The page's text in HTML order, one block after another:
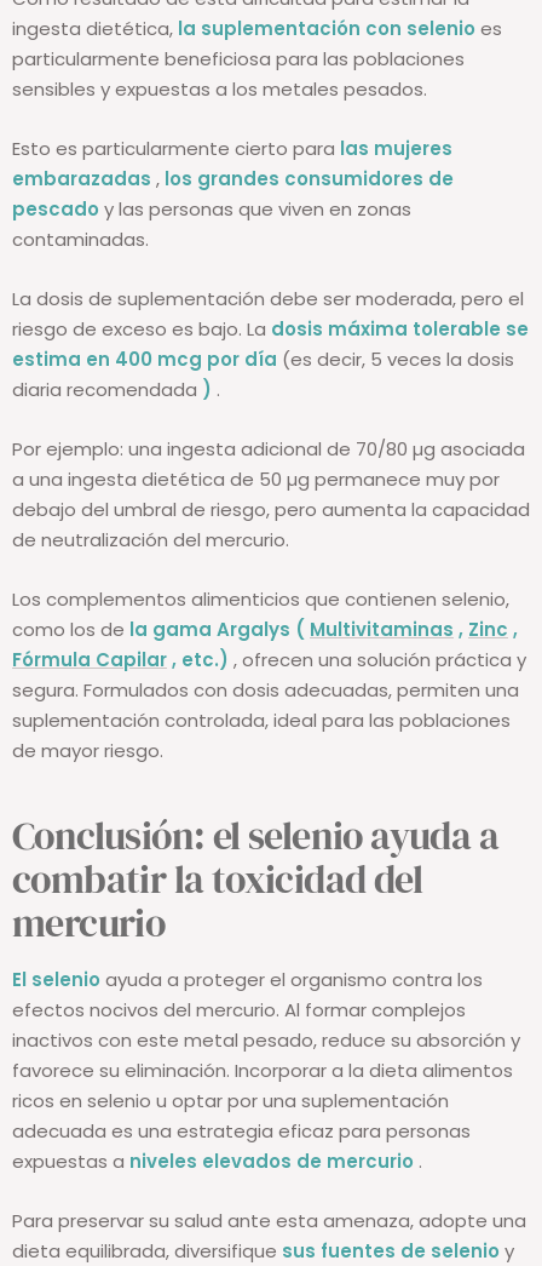
ingesta dietética, la suplementación con selenio es
particularmente beneficiosa para las poblaciones
sensibles y expuestas a los metales pesados.
Esto es particularmente cierto para las mujeres
embarazadas , los grandes consumidores de
pescado y las personas que viven en zonas
contaminadas.
La dosis de suplementación debe ser moderada, pero el
riesgo de exceso es bajo. La dosis máxima tolerable se
estima en 400 mcg por día (es decir, 5 veces la dosis
diaria recomendada ) .
Por ejemplo: una ingesta adicional de 70/80 µg asociada
a una ingesta dietética de 50 µg permanece muy por
debajo del umbral de riesgo, pero aumenta la capacidad
de neutralización del mercurio.
Los complementos alimenticios que contienen selenio,
como los de la gama Argalys ( Multivitaminas , Zinc ,
Fórmula Capilar, etc.) , ofrecen una solución práctica y
segura. Formulados con dosis adecuadas, permiten una
suplementación controlada, ideal para las poblaciones
de mayor riesgo.
Conclusión: el selenio ayuda a
combatir la toxicidad del
mercurio
El selenio ayuda a proteger el organismo contra los
efectos nocivos del mercurio. Al formar complejos
inactivos con este metal pesado, reduce su absorción y
favorece su eliminación. Incorporar a la dieta alimentos
ricos en selenio u optar por una suplementación
adecuada es una estrategia eficaz para personas
expuestas a niveles elevados de mercurio .
Para preservar su salud ante esta amenaza, adopte una
dieta equilibrada, diversifique sus fuentes de selenio y